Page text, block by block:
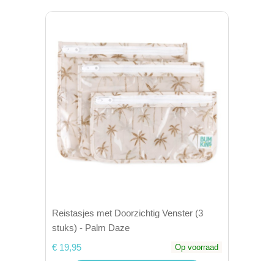
Reistasjes met Doorzichtig Venster (3
stuks) - Palm Daze
€ 19,95
Op voorraad